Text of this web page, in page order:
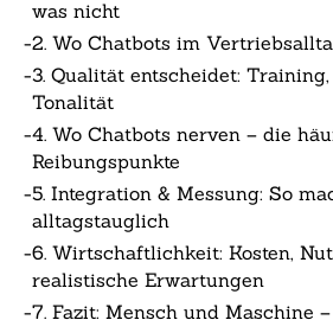
was nicht
-2. Wo Chatbots im
-3. Qualität entscheidet:
Tonalität
-4. Wo Chatbots nerven – die
Reibungspunkte
-5. Integration & Messung: So
alltagstauglich
-6. Wirtschaftlichkeit: Kosten,
realistische Erwartungen
-7. Fazit: Mensch und Maschine